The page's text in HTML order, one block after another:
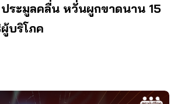
ระมูลคลื่น หวั่นผูกขาดนาน 15
บริโภค